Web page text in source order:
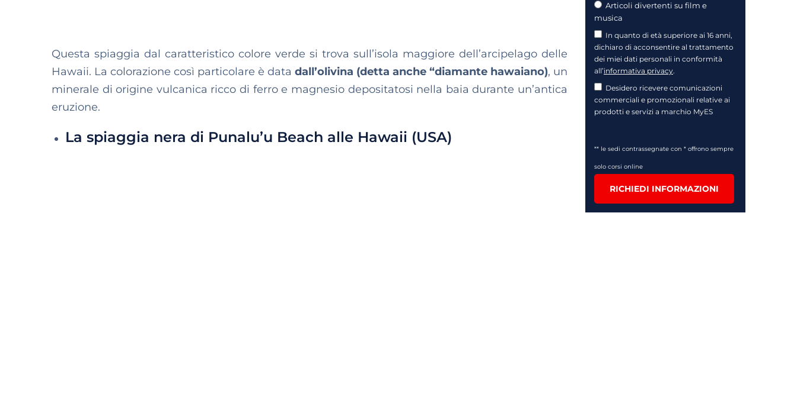
Questa spiaggia dal caratteristico colore verde si trova sull’isola maggiore dell’arcipelago delle
Hawaii. La colorazione così particolare è data dall’olivina (detta anche “diamante hawaiano), un
minerale di origine vulcanica ricco di ferro e magnesio depositatosi nella baia durante un’antica
eruzione.
La spiaggia nera di Punalu’u Beach alle Hawaii (USA)
Articoli divertenti su film e
musica
In quanto di età superiore ai 16 anni,
dichiaro di acconsentire al trattamento
dei miei dati personali in conformità
all’informativa privacy.
Desidero ricevere comunicazioni
commerciali e promozionali relative ai
prodotti e servizi a marchio MyES
** le sedi contrassegnate con * offrono sempre
solo corsi online
RICHIEDI INFORMAZIONI